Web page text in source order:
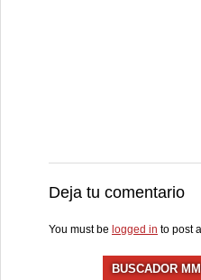
Deja tu comentario
You must be logged in to post
BUSCADOR